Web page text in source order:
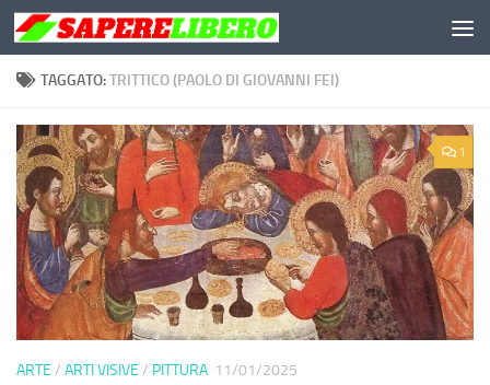
Salta al contenuto
TAGGATO:TRITTICO (PAOLO DI GIOVANNI FEI)
1
ARTE / ARTI VISIVE / PITTURA 11/01/2025